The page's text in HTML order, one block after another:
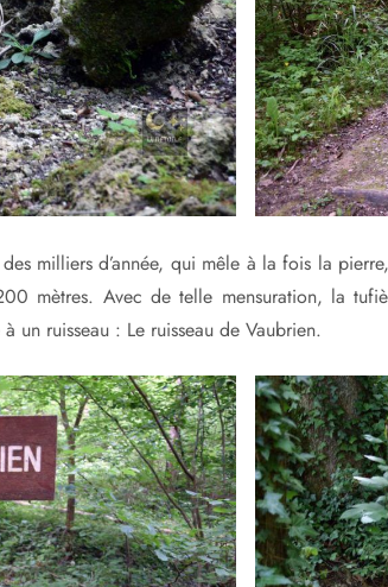
milliers d’année, qui mêle à la fois la
mètres. Avec de telle mensuration, la
un ruisseau : Le ruisseau de Vaubrien.